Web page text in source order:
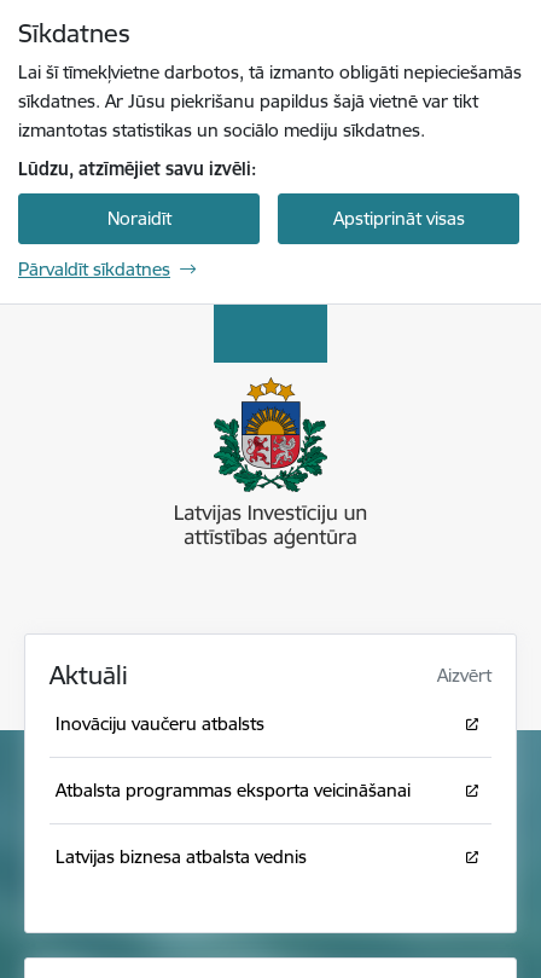
Sīkdatnes
Lai šī tīmekļvietne darbotos, tā izmanto obligāti nepieciešamās
sīkdatnes. Ar Jūsu piekrišanu papildus šajā vietnē var tikt
izmantotas statistikas un sociālo mediju sīkdatnes.
Lūdzu, atzīmējiet savu izvēli:
Noraidīt Apstiprināt visas
Pārvaldīt sīkdatnes
Aktuāli Aizvērt
Inovāciju vaučeru atbalsts
Atbalsta programmas eksporta veicināšanai
Latvijas biznesa atbalsta vednis